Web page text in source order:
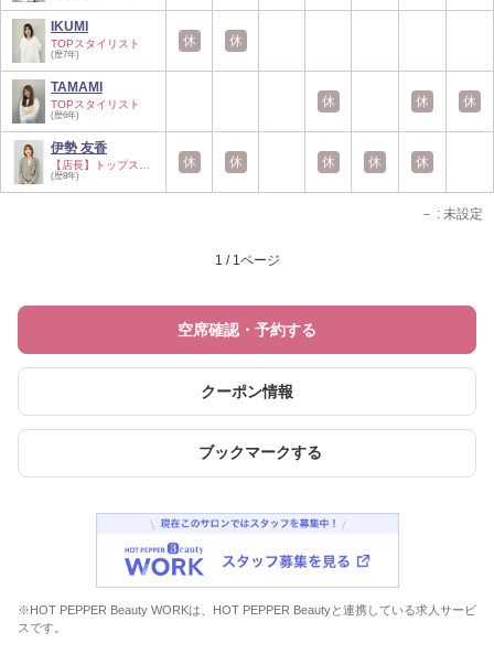
IKUMI
TOPスタイリスト
(歴7年)
TAMAMI
TOPスタイリスト
(歴6年)
伊勢 友香
(歴8年)
休 休
休 休 休
休 休 休 休 休
－ : 未設定
1 / 1ページ
空席確認・予約する
クーポン情報
ブックマークする
※HOT PEPPER Beauty WORKは、HOT PEPPER Beautyと連携している求人サービ
スです。